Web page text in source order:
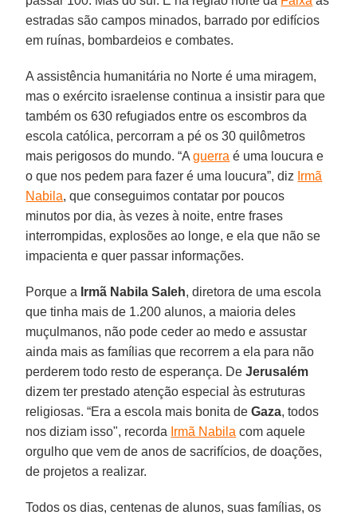
estradas são campos minados, barrado por edifícios
em ruínas, bombardeios e combates.
A assistência humanitária no Norte é uma miragem,
mas o exército israelense continua a insistir para que
também os 630 refugiados entre os escombros da
escola católica, percorram a pé os 30 quilômetros
mais perigosos do mundo. “Aguerra é uma loucura e
o que nos pedem para fazer é uma loucura”, diz Irmã
Nabila, que conseguimos contatar por poucos
minutos por dia, às vezes à noite, entre frases
interrompidas, explosões ao longe, e ela que não se
impacienta e quer passar informações.
Porque a Irmã Nabila Saleh, diretora de uma escola
que tinha mais de 1.200 alunos, a maioria deles
muçulmanos, não pode ceder ao medo e assustar
ainda mais as famílias que recorrem a ela para não
perderem todo resto de esperança. DeJerusalém
dizem ter prestado atenção especial às estruturas
religiosas. “Era a escola mais bonita deGaza, todos
nos diziam isso", recorda Irmã Nabila com aquele
orgulho que vem de anos de sacrifícios, de doações,
de projetos a realizar.
Todos os dias, centenas de alunos, suas famílias, os